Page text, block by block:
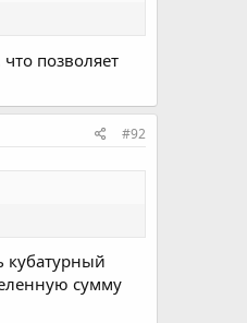
позволяет
#92
кубатурный
сумму